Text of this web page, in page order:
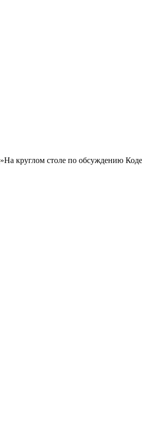
»На круглом столе по обсуждению